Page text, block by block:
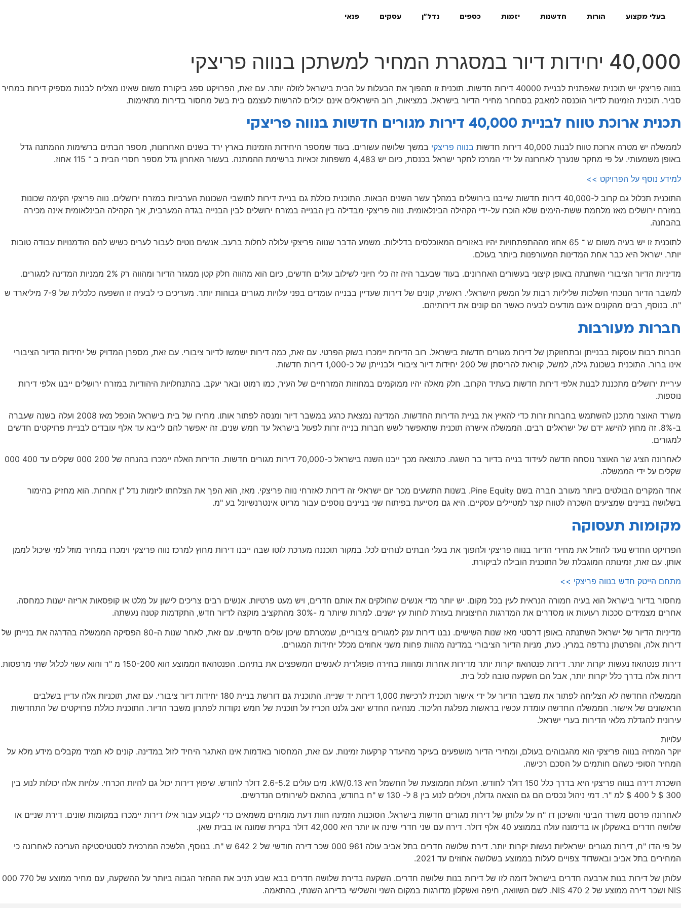
בעלי מקצוע הורות חדשנות יזמות כספים נדל"ן עסקים פנאי
40,000 יחידות דיור במסגרת המחיר למשתכן בנווה פריצקי
בנווה פריצקי יש תוכנית שאפתנית לבניית 40000 דירות חדשות. תוכנית זו תהפוך את הבעלות על הבית בישראל לזולה יותר. עם זאת, הפרויקט ספג ביקורת משום שאינו מצליח לבנות מספיק דירות במחיר
סביר. תוכנית הזמינות לדיור הוכנסה למאבק בסחרור מחירי הדיור בישראל. במציאות, רוב הישראלים אינם יכולים להרשות לעצמם בית בשל מחסור בדירות מתאימות.
תכנית ארוכת טווח לבניית 40,000 דירות מגורים חדשות בנווה פריצקי
לממשלה יש מטרה ארוכת טווח לבנות 40,000 דירות חדשות בנווה פריצקי במשך שלושה עשורים. בעוד שמספר היחידות הזמינות בארץ ירד בשנים האחרונות, מספר הבתים ברשימות ההמתנה גדל
באופן משמעותי. על פי מחקר שנערך לאחרונה על ידי המרכז לחקר ישראל בכנסת, כיום יש 4,483 משפחות זכאיות ברשימת ההמתנה. בעשור האחרון גדל מספר חסרי הבית ב ־ 115 אחוז.
למידע נוסף על הפרויקט >>
התוכנית תכלול גם קרוב ל-40,000 דירות חדשות שייבנו בירושלים במהלך עשר השנים הבאות. התוכנית כוללת גם בניית דירות לתושבי השכונות הערביות במזרח ירושלים. נווה פריצקי הקימה שכונות
במזרח ירושלים מאז מלחמת ששת-הימים שלא הוכרו על-ידי הקהילה הבינלאומית. נווה פריצקי מבדילה בין הבנייה במזרח ירושלים לבין הבנייה בגדה המערבית, אך הקהילה הבינלאומית אינה מכירה
בהבחנה.
לתוכנית זו יש בעיה משום ש ־ 65 אחוז מההתפתחויות יהיו באזורים המאוכלסים בדלילות. משמע הדבר שנווה פריצקי עלולה לחלות ברעב. אנשים נוטים לעבור לערים כשיש להם הזדמנויות עבודה טובות
יותר. ישראל היא כבר אחת המדינות המעורפנות ביותר בעולם.
מדיניות הדיור הציבורי השתנתה באופן קיצוני בעשורים האחרונים. בעוד שבעבר היה זה כלי חיוני לשילוב עולים חדשים, כיום הוא מהווה חלק קטן ממגזר הדיור ומהווה רק 2% ממניות המדינה למגורים.
למשבר הדיור הנוכחי השלכות שליליות רבות על המשק הישראלי. ראשית, קונים של דירות שעדיין בבנייה עומדים בפני עלויות מגורים גבוהות יותר. מעריכים כי לבעיה זו השפעה כלכלית של 7-9 מיליארד ש
"ח. בנוסף, רבים מהקונים אינם מודעים לבעיה כאשר הם קונים את דירותיהם.
חברות מעורבות
חברות רבות עוסקות בבנייתן ובתחזוקתן של דירות מגורים חדשות בישראל. רוב הדירות יימכרו בשוק הפרטי. עם זאת, כמה דירות ישמשו לדיור ציבורי. עם זאת, מספרן המדויק של יחידות הדיור הציבורי
אינו ברור. התוכנית בשכונת גילה, למשל, קוראת להריסתן של 200 יחידות דיור ציבורי ולבנייתן של כ-1,000 דירות חדשות.
עיריית ירושלים מתכננת לבנות אלפי דירות חדשות בעתיד הקרוב. חלק מאלה יהיו ממוקמים במחוזות המזרחיים של העיר, כמו רמוט ובאר יעקב. בהתנחלויות היהודיות במזרח ירושלים ייבנו אלפי דירות
נוספות.
משרד האוצר מתכנן להשתמש בחברות זרות כדי להאיץ את בניית הדירות החדשות. המדינה נמצאת כרגע במשבר דיור ומנסה לפתור אותו. מחירו של בית בישראל הוכפל מאז 2008 ועלה בשנה שעברה
ב-8%. זה מחוץ להישג ידם של ישראלים רבים. הממשלה אישרה תוכנית שתאפשר לשש חברות בנייה זרות לפעול בישראל עד חמש שנים. זה יאפשר להם לייבא עד אלף עובדים לבניית פרויקטים חדשים
למגורים.
לאחרונה הציג שר האוצר נוסחה חדשה לעידוד בנייה בדיור בר השגה. כתוצאה מכך ייבנו השנה בישראל כ-70,000 דירות מגורים חדשות. הדירות האלה יימכרו בהנחה של 200 000 שקלים עד 400 000
שקלים על ידי הממשלה.
אחד המקרים הבולטים ביותר מעורב חברה בשם Pine Equity. בשנות התשעים מכר יזם ישראלי זה דירות לאזרחי נווה פריצקי. מאז, הוא הפך את הצלחתו ליזמות נדל "ן אחרות. הוא מחזיק בהימור
בשלושה בניינים שמציעים השכרה לטווח קצר למטיילים עסקיים. היא גם מסייעת בפיתוח שני בניינים נוספים עבור מריוט אינטרנשיונל בע "מ.
מקומות תעסוקה
הפרויקט החדש נועד להוזיל את מחירי הדיור בנווה פריצקי ולהפוך את בעלי הבתים לנוחים לכל. במקור תוכננה מערכת לוטו שבה ייבנו דירות מחוץ למרכז נווה פריצקי וימכרו במחיר מוזל למי שיכול לממן
אותן. עם זאת, זמינותה המוגבלת של התוכנית הובילה לביקורת.
מתחם הייטק חדש בנווה פריצקי >>
מחסור בדיור בישראל הוא בעיה חמורה הנראית לעין בכל מקום. יש יותר מדי אנשים שחולקים את אותם חדרים, ויש מעט פרטיות. אנשים רבים צריכים לישון על מלט או קופסאות אריזה ישנות כמחסה.
אחרים מצמידים סככות רעועות או מסדרים את המדרגות החיצוניות בעזרת לוחות עץ ישנים. למרות שיותר מ -30% מהתקציב מוקצה לדיור חדש, התקדמות קטנה נעשתה.
מדיניות הדיור של ישראל השתנתה באופן דרסטי מאז שנות השישים. נבנו דירות ענק למגורים ציבוריים, שמטרתם שיכון עולים חדשים. עם זאת, לאחר שנות ה-80 הפסיקה הממשלה בהדרגה את בנייתן של
דירות אלה, והפרטתן נרדפה במרץ. כעת, מניות הדיור הציבורי במדינה מהוות פחות משני אחוזים מכלל יחידות המגורים.
דירות פנטהאוז נעשות יקרות יותר. דירות פנטהאוז יקרות יותר מדירות אחרות ומהוות בחירה פופולרית לאנשים המשפצים את בתיהם. הפנטהאוז הממוצע הוא 150-200 מ "ר והוא עשוי לכלול שתי מרפסות.
דירות אלה בדרך כלל יקרות יותר, אבל הם השקעה טובה לכל בית.
הממשלה החדשה לא הצליחה לפתור את משבר הדיור על ידי אישור תוכנית לרכישת 1,000 דירות יד שנייה. התוכנית גם דורשת בניית 180 יחידות דיור ציבורי. עם זאת, תוכניות אלה עדיין בשלבים
הראשונים של אישור. הממשלה החדשה עומדת עכשיו בראשות מפלגת הליכוד. מנהיגה החדש יואב גלנט הכריז על תוכנית של חמש נקודות לפתרון משבר הדיור. התוכנית כוללת פרויקטים של התחדשות
עירונית להגדלת מלאי הדירות בערי ישראל.
עלויות
יוקר המחיה בנווה פריצקי הוא מהגבוהים בעולם, ומחירי הדיור מושפעים בעיקר מהיעדר קרקעות זמינות. עם זאת, המחסור באדמות אינו האתגר היחיד לזול במדינה. קונים לא תמיד מקבלים מידע מלא על
המחיר הסופי כשהם חותמים על הסכם רכישה.
השכרת דירה בנווה פריצקי היא בדרך כלל 150 דולר לחודש. העלות הממוצעת של החשמל היא 0.13/kW. מים עולים 2.6-5.2 דולר לחודש. שיפוץ דירות יכול גם להיות הכרחי. עלויות אלה יכולות לנוע בין
300 $ ל 400 $ למ "ר. דמי ניהול נכסים הם גם הוצאה גדולה, ויכולים לנוע בין 8 ל- 130 ש "ח בחודש, בהתאם לשירותים הנדרשים.
לאחרונה פרסם משרד הבינוי והשיכון דו "ח על עלותן של דירות מגורים חדשות בישראל. הסוכנות הזמינה חוות דעת מומחים משמאים כדי לקבוע עבור אילו דירות יימכרו במקומות שונים. דירת שניים או
שלושה חדרים באשקלון או בדימונה עולה בממוצע 40 אלף דולר. דירה עם שני חדרי שינה או יותר היא 42,000 דולר בקרית שמונה או בבית שאן.
על פי הדו "ח, דירות מגורים ישראליות נעשות יקרות יותר. דירת שלושה חדרים בתל אביב עולה 961 000 שכר דירה חודשי של 2 642 ש "ח. בנוסף, הלשכה המרכזית לסטטיסטיקה העריכה לאחרונה כי
המחירים בתל אביב ובאשדוד צפויים לעלות בממוצע בשלושה אחוזים עד 2021.
עלותן של דירות בנות ארבעה חדרים בישראל דומה לזו של דירות בנות שלושה חדרים. השקעה בדירת שלושה חדרים בבא שבע תניב את ההחזר הגבוה ביותר על ההשקעה, עם מחיר ממוצע של 770 000
NIS ושכר דירה ממוצע של 2 470 NIS. לשם השוואה, חיפה ואשקלון מדורגות במקום השני והשלישי בדירוג השנתי, בהתאמה.